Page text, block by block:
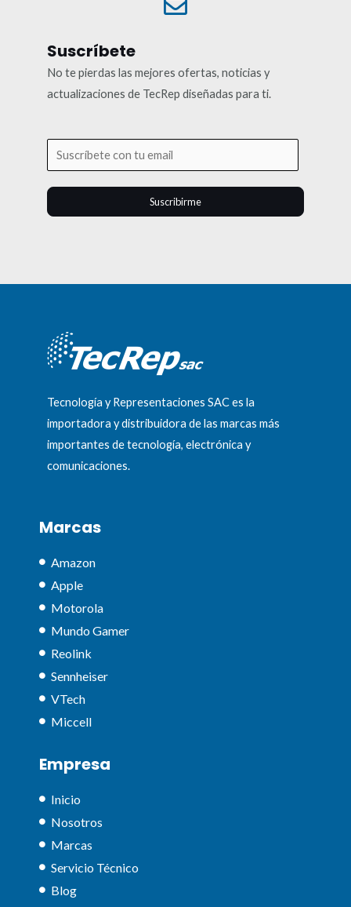
Suscríbete
No te pierdas las mejores ofertas, noticias y
actualizaciones de TecRep diseñadas para ti.
Suscribirme
Tecnología y Representaciones SAC es la
importadora y distribuidora de las marcas más
importantes de tecnología, electrónica y
comunicaciones.
Marcas
Amazon
Apple
Motorola
Mundo Gamer
Reolink
Sennheiser
VTech
Miccell
Empresa
Inicio
Nosotros
Marcas
Servicio Técnico
Blog